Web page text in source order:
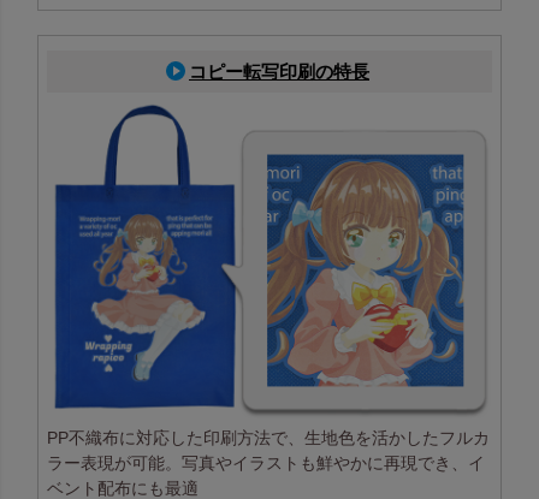
コピー転写印刷の特長
PP不織布に対応した印刷方法で、生地色を活かしたフルカ
ラー表現が可能。写真やイラストも鮮やかに再現でき、イ
ベント配布にも最適